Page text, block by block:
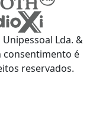
Lda. &
consentimento é
reservados.